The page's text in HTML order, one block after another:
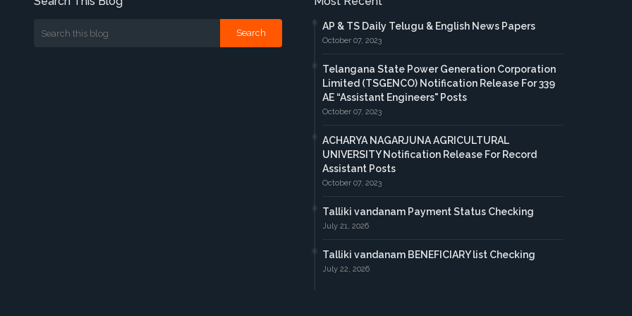
AP & TS Daily Telugu & English News Papers
October 07, 2023
Telangana State Power Generation Corporation
Limited (TSGENCO) Notification Release For 339
AE “Assistant Engineers" Posts
October 07, 2023
ACHARYA NAGARJUNA AGRICULTURAL
UNIVERSITY Notification Release For Record
Assistant Posts
October 07, 2023
Talliki vandanam Payment Status Checking
July 21, 2026
Talliki vandanam BENEFICIARY list Checking
July 22, 2026